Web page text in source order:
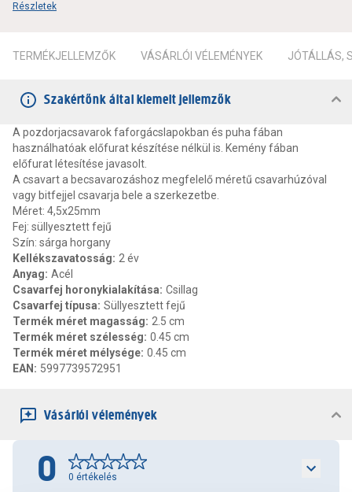
Részletek
TERMÉKJELLEMZŐK VÁSÁRLÓI VÉLEMÉNYEK JÓTÁLLÁS,
Szakértőnk által kiemelt jellemzők
A pozdorjacsavarok faforgácslapokban és puha fában
használhatóak előfurat készítése nélkül is. Kemény fában
előfurat létesítése javasolt.
A csavart a becsavarozáshoz megfelelő méretű csavarhúzóval
vagy bitfejjel csavarja bele a szerkezetbe.
Méret: 4,5x25mm
Fej: süllyesztett fejű
Szín: sárga horgany
Kellékszavatosság: 2 év
Anyag: Acél
Csavarfej horonykialakítása: Csillag
Csavarfej típusa: Süllyesztett fejű
Termék méret magasság: 2.5 cm
Termék méret szélesség: 0.45 cm
Termék méret mélysége: 0.45 cm
EAN : 5997739572951
Vásárlói vélemények
0 0 értékelés